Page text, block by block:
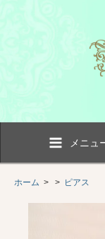
メニュ
ホーム > > ピアス